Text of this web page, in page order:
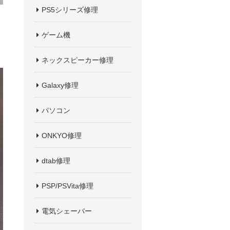
PS5シリーズ修理
ゲーム機
ネックスピーカー修理
Galaxy修理
パソコン
ONKYO修理
dtab修理
PSP/PSVita修理
電気シェーバー